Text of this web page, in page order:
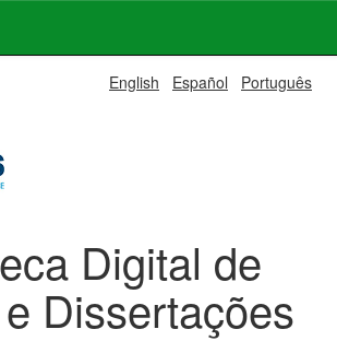
English Español Português
Digital de
Dissertações